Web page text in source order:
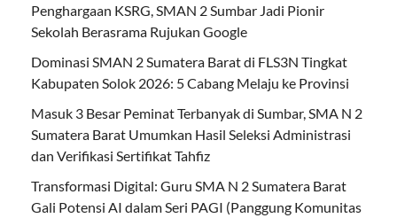
Penghargaan KSRG, SMAN 2 Sumbar Jadi Pionir
Sekolah Berasrama Rujukan Google
Dominasi SMAN 2 Sumatera Barat di FLS3N Tingkat
Kabupaten Solok 2026: 5 Cabang Melaju ke Provinsi
Masuk 3 Besar Peminat Terbanyak di Sumbar, SMA N 2
Sumatera Barat Umumkan Hasil Seleksi Administrasi
dan Verifikasi Sertifikat Tahfiz
Transformasi Digital: Guru SMA N 2 Sumatera Barat
Gali Potensi AI dalam Seri PAGI (Panggung Komunitas